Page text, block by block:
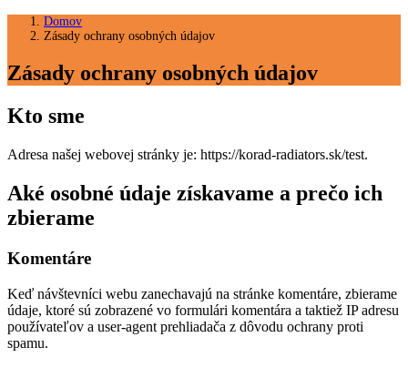
Domov
Zásady ochrany osobných údajov
Zásady ochrany osobných údajov
Kto sme
Adresa našej webovej stránky je: https://korad-radiators.sk/test.
Aké osobné údaje získavame a prečo ich
zbierame
Komentáre
Keď návštevníci webu zanechavajú na stránke komentáre, zbierame
údaje, ktoré sú zobrazené vo formulári komentára a taktiež IP adresu
používateľov a user-agent prehliadača z dôvodu ochrany proti
spamu.